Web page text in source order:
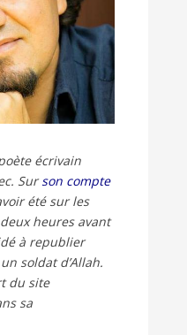
écrivain
Surson compte
été sur les
heures avant
à republier
soldat d’Allah.
du site
sa